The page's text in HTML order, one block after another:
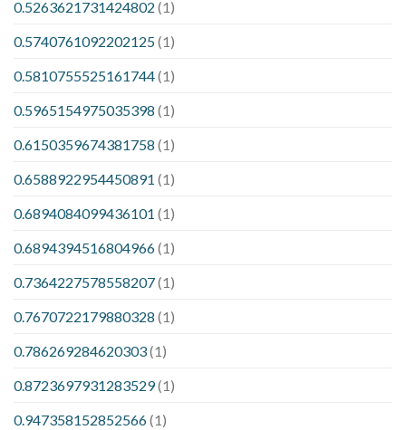
0.5263621731424802 (1)
0.5740761092202125(1)
0.5810755525161744(1)
0.5965154975035398 (1)
0.6150359674381758 (1)
0.6588922954450891 (1)
0.6894084099436101 (1)
0.6894394516804966(1)
0.7364227578558207(1)
0.7670722179880328 (1)
0.786269284620303(1)
0.8723697931283529(1)
0.947358152852566(1)